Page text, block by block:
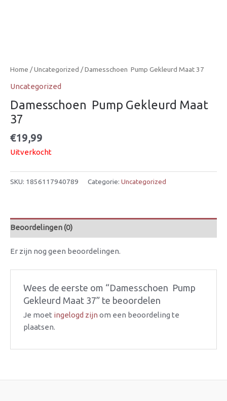
Home /Uncategorized / Damesschoen  Pump Gekleurd Maat 37
Uncategorized
Damesschoen  Pump Gekleurd Maat
37
€19,99
Uitverkocht
SKU: 1856117940789 Categorie: Uncategorized
Beoordelingen (0)
Er zijn nog geen beoordelingen.
Wees de eerste om “Damesschoen  Pump
Gekleurd Maat 37” te beoordelen
Je moet ingelogd zijn om een beoordeling te
plaatsen.